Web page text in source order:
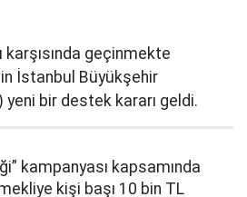
karşısında geçinmekte
İstanbul Büyükşehir
yeni bir destek kararı geldi.
kampanyası kapsamında
kişi başı 10 bin TL